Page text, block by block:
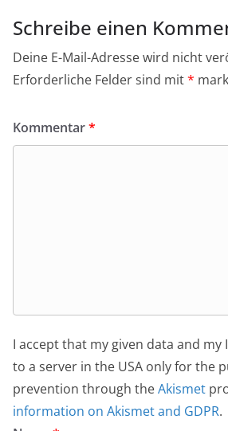
Schreibe einen
Deine E-Mail-Adresse wird nicht
Erforderliche Felder sind mit*
Kommentar*
I accept that my given data and my
to a server in the USA only for the
prevention through theAkismet
information on Akismet and GDPR.